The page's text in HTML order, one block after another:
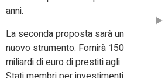
anni.
La seconda proposta sarà un
nuovo strumento. Fornirà 150
miliardi di euro di prestiti agli